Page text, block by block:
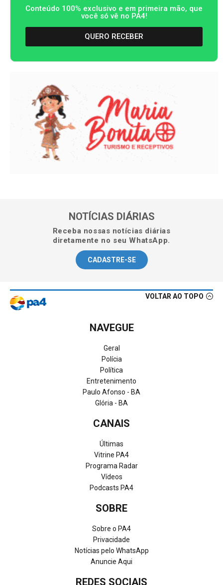
Conteúdo 100% exclusivo e em primeira mão, que
você só vê no PA4!
QUERO RECEBER
NOTÍCIAS DIÁRIAS
Receba nossas notícias diárias
diretamente no seu WhatsApp.
CADASTRE-SE
VOLTAR AO TOPO
NAVEGUE
Geral
Polícia
Política
Entretenimento
Paulo Afonso - BA
Glória - BA
CANAIS
Últimas
Vitrine PA4
Programa Radar
Vídeos
Podcasts PA4
SOBRE
Sobre o PA4
Privacidade
Notícias pelo WhatsApp
Anuncie Aqui
REDES SOCIAIS